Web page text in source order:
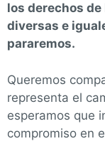
los derechos
diversas e
pararemos.
Queremos
representa el
esperamos que
compromiso en